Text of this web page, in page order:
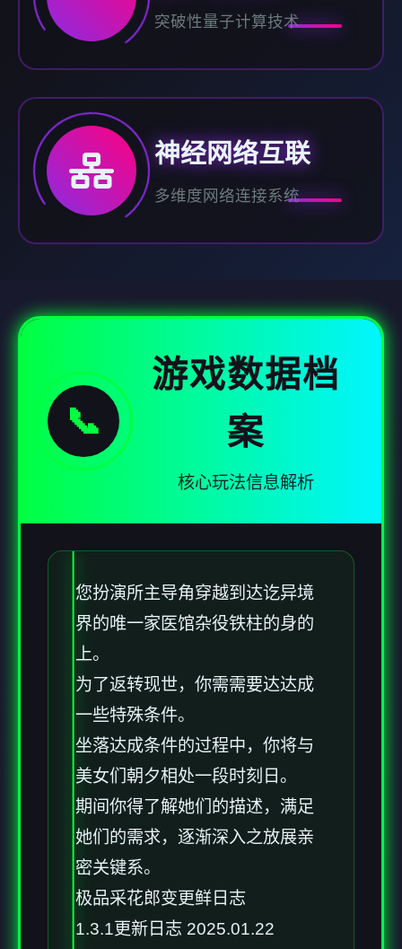
突破性量子计算技术
神经网络互联
多维度网络连接系统
📞
游戏数据档
案
核心玩法信息解析
您扮演所主导角穿越到达讫异境
界的唯一家医馆杂役铁柱的身的
上。
为了返转现世，你需需要达达成
一些特殊条件。
坐落达成条件的过程中， 你将与
美女们朝夕相处一段时刻日。
期间你得了解她们的描述，满足
她们的需求，逐渐深入之放展亲
密关键系。
极品采花郎变更鲜日志
1.3.1更新日志 2025.01.22